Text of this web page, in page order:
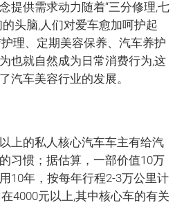
提供需求动力随着“三分修理,七
头脑,人们对爱车愈加呵护起
理、定期美容保养、汽车养护
也就自然成为日常消费行为,这
汽车美容行业的发展。
上的私人核心汽车车主有给汽
习惯；据估算，一部价值10万
10年，按每年行程2-3万公里计
4000元以上,其中核心车的有关